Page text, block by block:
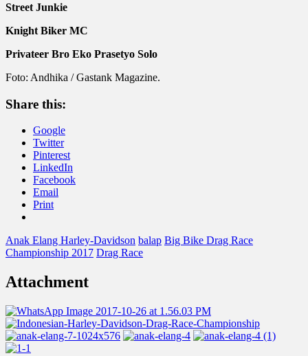
Street Junkie
Knight Biker MC
Privateer Bro Eko Prasetyo Solo
Foto: Andhika / Gastank Magazine.
Share this:
Google
Twitter
Pinterest
LinkedIn
Facebook
Email
Print
Anak Elang Harley-Davidson balap Big Bike Drag Race
Championship 2017 Drag Race
Attachment